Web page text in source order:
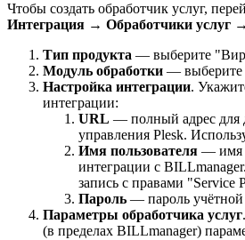
Чтобы создать обработчик услуг,
Интеграция → Обработчики услуг
Тип продукта — выберите
Модуль обработки — выберите
Настройка интеграции.
интеграции:
URL — полный адрес для
управления Plesk.
Имя пользователя — имя
интеграции с
запись с правами "Service
Пароль — пароль учётной
Параметры обработчика услуг
(в пределах BILLmanager)